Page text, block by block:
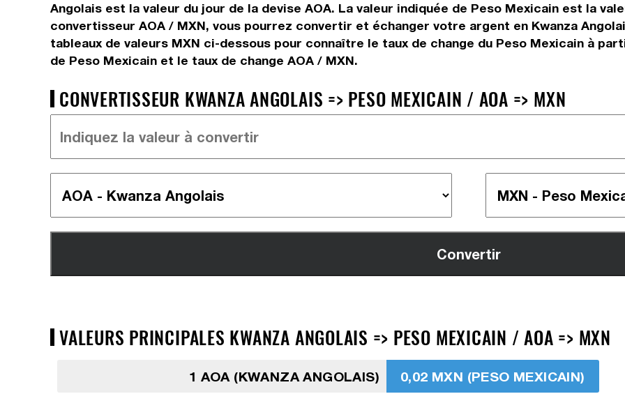
Angolais est la valeur du jour de la devise AOA. La valeur indiquée de Peso Mexicain est la
convertisseur AOA / MXN, vous pourrez convertir et échanger votre argent en Kwanza
tableaux de valeurs MXN ci-dessous pour connaître le taux de change du Peso Mexicain à
de Peso Mexicain et le taux de change AOA / MXN.
CONVERTISSEUR KWANZA ANGOLAIS => PESO MEXICAIN / AOA => MXN
VALEURS PRINCIPALES KWANZA ANGOLAIS => PESO MEXICAIN / AOA => MXN
1 AOA (KWANZA ANGOLAIS) 0,02 MXN (PESO MEXICAIN)